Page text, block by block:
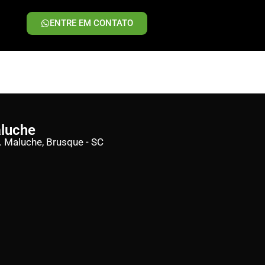
ENTRE EM CONTATO
Brusque - SC